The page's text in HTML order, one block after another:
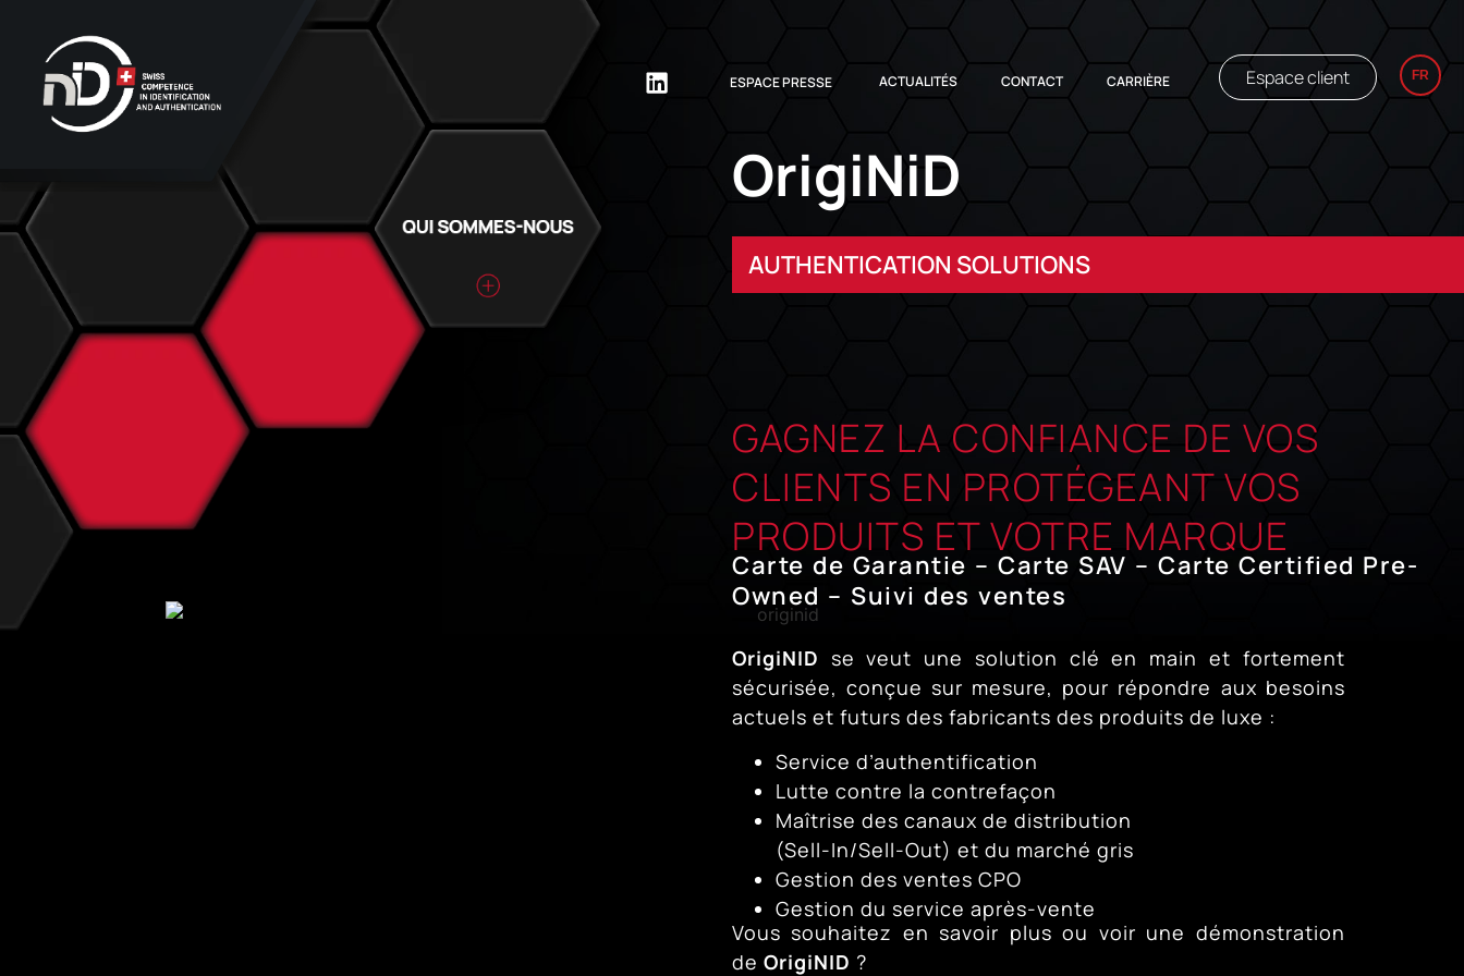
ESPACE PRESSE ACTUALITÉS CONTACT CARRIÈRE Espace client FR
OrigiNiD
AUTHENTICATION SOLUTIONS
GAGNEZ LA CONFIANCE DE VOS
CLIENTS EN PROTÉGEANT VOS
PRODUITS ET VOTRE MARQUE
Carte de Garantie – Carte SAV – Carte Certified Pre-
Owned – Suivi des ventes
OrigiNID se veut une solution clé en main et fortement
sécurisée, conçue sur mesure, pour répondre aux besoins
actuels et futurs des fabricants des produits de luxe :
Service d’authentification
Lutte contre la contrefaçon
Maîtrise des canaux de distribution
(Sell-In/Sell-Out) et du marché gris
Gestion des ventes CPO
Gestion du service après-vente
Vous souhaitez en savoir plus ou voir une démonstration
de OrigiNID ?